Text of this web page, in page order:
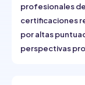
profesionales
certificaciones
por altas
perspectivas